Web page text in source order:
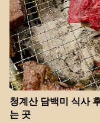
청계산 담백미 식사
는 곳